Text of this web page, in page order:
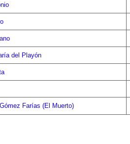
del Playón
Farías (El Muerto)